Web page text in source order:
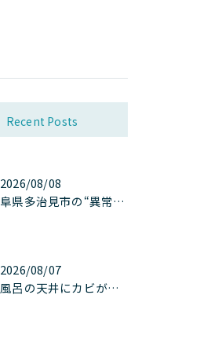
Recent Posts
2026/08/08
岐阜県多治見市の“異常な高温”が建物内部を破壊する──深層カビが急増する危険な温度差の正体
2026/08/07
お風呂の天井にカビが生えたら要注意！2026年8月の猛暑・高湿度で急増する浴室カビの原因と正しい対策